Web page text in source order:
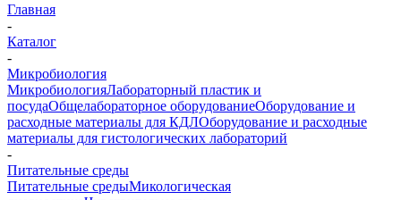
Главная
-
Каталог
-
Микробиология
МикробиологияЛабораторный пластик и
посудаОбщелабораторное оборудованиеОборудование и
расходные материалы для КДЛОборудование и расходные
материалы для гистологических лабораторий
-
Питательные среды
Питательные средыМикологическая